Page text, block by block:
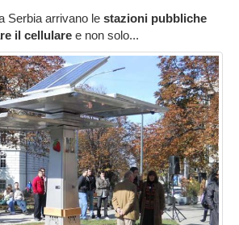
Serbia arrivano le stazioni pubbliche
il cellulare e non solo...